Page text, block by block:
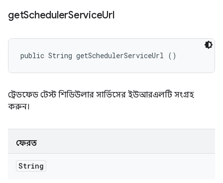
getSchedulerServiceUrl
public String getSchedulerServiceUrl ()
ট্রেডফেড টেস্ট শিডিউলার সার্ভিসের ইউআরএলটি সংগ্রহ
করুন।
ফেরত
String